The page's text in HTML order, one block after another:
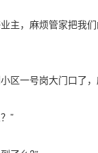
主，麻烦管家把我
区一号岗大门口了
”